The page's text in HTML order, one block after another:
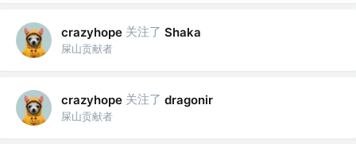
crazyhope 关注了 Shaka
屎山贡献者
crazyhope 关注了 dragonir
屎山贡献者